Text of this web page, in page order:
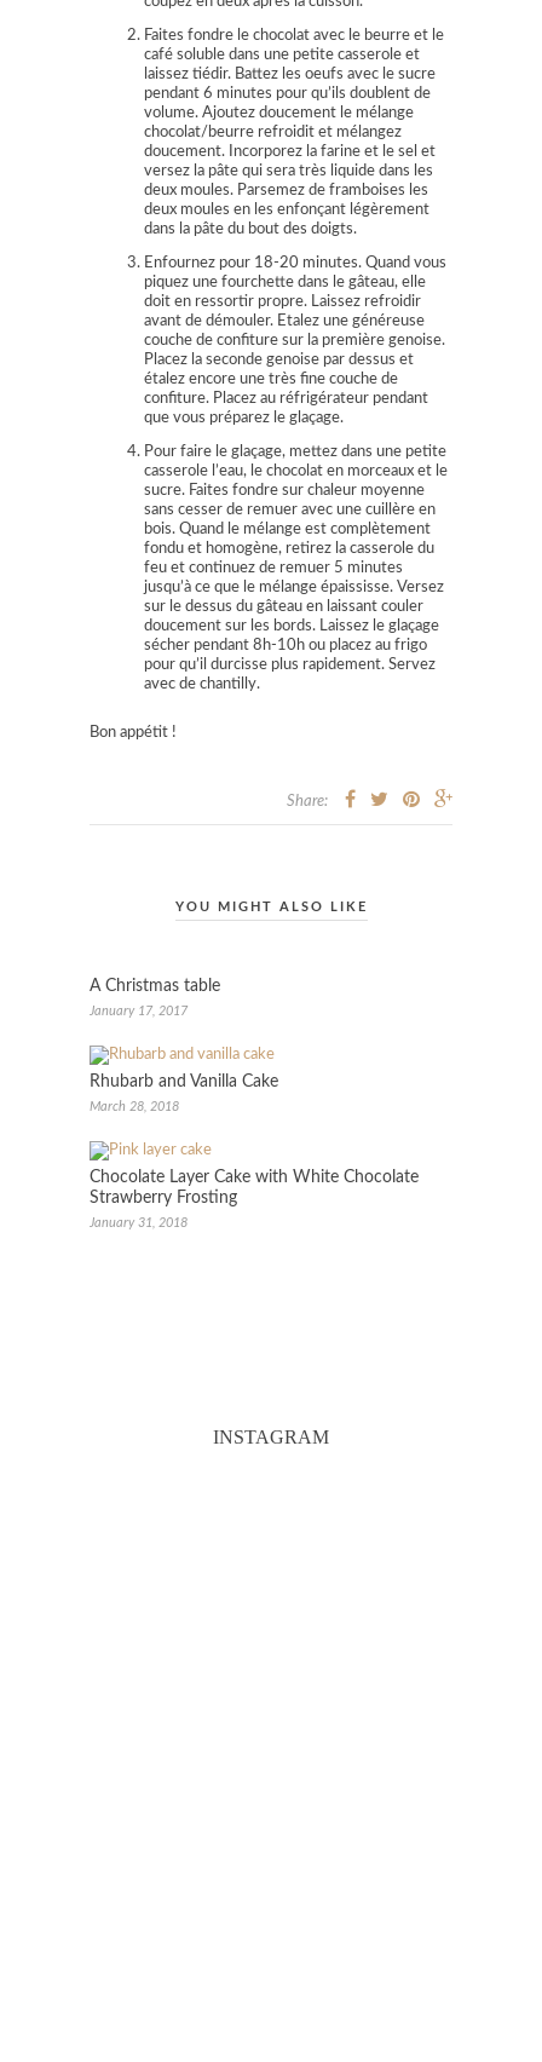
Faites fondre le chocolat avec le beurre et le
café soluble dans une petite casserole et
laissez tiédir. Battez les oeufs avec le sucre
pendant 6 minutes pour qu’ils doublent de
volume. Ajoutez doucement le mélange
chocolat/beurre refroidit et mélangez
doucement. Incorporez la farine et le sel et
versez la pâte qui sera très liquide dans les
deux moules. Parsemez de framboises les
deux moules en les enfonçant légèrement
dans la pâte du bout des doigts.
Enfournez pour 18-20 minutes. Quand vous
piquez une fourchette dans le gâteau, elle
doit en ressortir propre. Laissez refroidir
avant de démouler. Etalez une généreuse
couche de confiture sur la première genoise.
Placez la seconde genoise par dessus et
étalez encore une très fine couche de
confiture. Placez au réfrigérateur pendant
que vous préparez le glaçage.
Pour faire le glaçage, mettez dans une petite
casserole l’eau, le chocolat en morceaux et le
sucre. Faites fondre sur chaleur moyenne
sans cesser de remuer avec une cuillère en
bois. Quand le mélange est complètement
fondu et homogène, retirez la casserole du
feu et continuez de remuer 5 minutes
jusqu’à ce que le mélange épaississe. Versez
sur le dessus du gâteau en laissant couler
doucement sur les bords. Laissez le glaçage
sécher pendant 8h-10h ou placez au frigo
pour qu’il durcisse plus rapidement. Servez
avec de chantilly.
Bon appétit !
Share:
YOU MIGHT ALSO LIKE
A Christmas table
January 17, 2017
Rhubarb and Vanilla Cake
March 28, 2018
Chocolate Layer Cake with White Chocolate
Strawberry Frosting
January 31, 2018
INSTAGRAM